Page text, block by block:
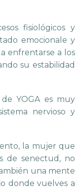
fisiológicos y
emocionale y
enfrentarse a los
su estabilidad
YOGA es muy
nervioso y
la mujer que
de senectud, no
una mente
donde vuelves a